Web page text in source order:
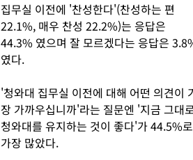
집무실 이전에 '찬성한다'(찬성하는 편
22.1%, 매우 찬성 22.2%)는 응답은
44.3% 였으며 잘 모르겠다는 응답은
였다.
'청와대 집무실 이전에 대해 어떤 의견이
장 가까우십니까'라는 질문엔 '지금 그대
청와대를 유지하는 것이 좋다'가 44.5%로
가장 많았다.